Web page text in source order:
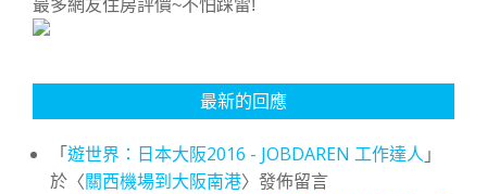
最多網友住房評價~不怕踩雷!
最新的回應
「遊世界：日本大阪2016 - JOBDAREN 工作達人 」
於〈關西機場到大阪南港〉發佈留言